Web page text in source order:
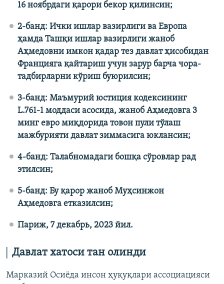
16 ноябрдаги қарори бекор қилинсин;
2-банд: Ички ишлар вазирлиги ва Европа
ҳамда Ташқи ишлар вазирлиги жаноб
Аҳмедовни имкон қадар тез давлат ҳисобидан
Францияга қайтариш учун зарур барча чора-
тадбирларни кўриш буюрилсин;
3-банд: Маъмурий юстиция кодексининг
L.761-1 моддаси асосида, жаноб Аҳмедовга 3
минг евро миқдорида товон пули тўлаш
мажбурияти давлат зиммасига юклансин;
4-банд: Талабномадаги бошқа сўровлар рад
этилсин;
5-банд: Бу қарор жаноб Муҳсинжон
Аҳмедовга етказилсин;
Париж, 7 декабрь, 2023 йил.
Давлат хатоси тан олинди
Марказий Осиёда инсон ҳуқуқлари ассоциацияси